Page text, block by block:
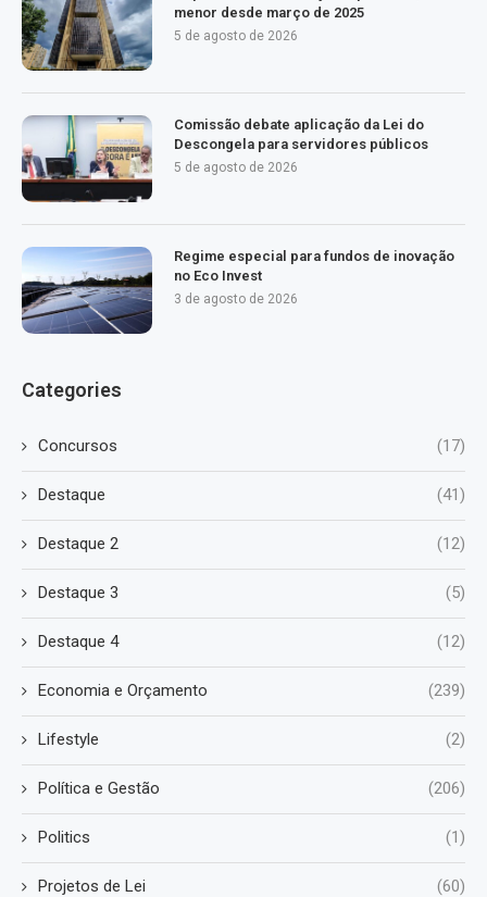
menor desde março de 2025
5 de agosto de 2026
Comissão debate aplicação da Lei do
Descongela para servidores públicos
5 de agosto de 2026
Regime especial para fundos de inovação
no Eco Invest
3 de agosto de 2026
Categories
Concursos (17)
Destaque (41)
Destaque 2 (12)
Destaque 3 (5)
Destaque 4 (12)
Economia e Orçamento (239)
Lifestyle (2)
Política e Gestão (206)
Politics (1)
Projetos de Lei (60)